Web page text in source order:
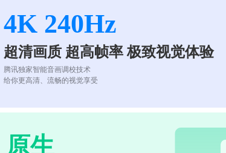
4K 240Hz
超清画质 超高帧率 极致视觉体验
腾讯独家智能音画调校技术
给你更高清、流畅的视觉享受
原生